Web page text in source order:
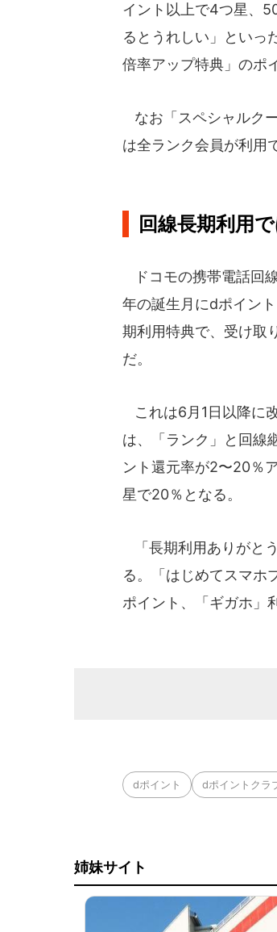
イント以上で4つ星、
るとうれしい」といっ
倍率アップ特典」のポ
なお「スペシャルク
は全ランク会員が利用
回線長期利用
ドコモの携帯電話回
年の誕生月にdポイン
期利用特典で、受け取
だ。
これは6月1日以降に
は、「ランク」と回線
ント還元率が2〜20％
星で20％となる。
「長期利用ありがと
る。「はじめてスマホ
ポイント、「ギガホ」
dポイント dポイントクラ
姉妹サイト